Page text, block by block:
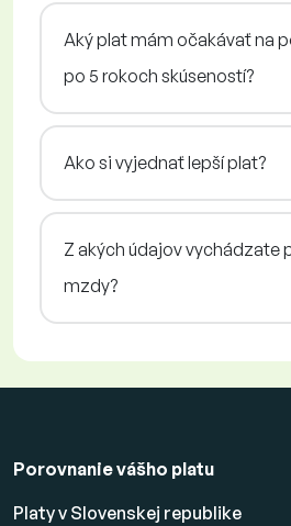
Aký plat mám očakávať na
po 5 rokoch skúseností?
Ako si vyjednať lepší plat?
Z akých údajov vychádzate
mzdy?
Porovnanie vášho platu
Platy v Slovenskej republike